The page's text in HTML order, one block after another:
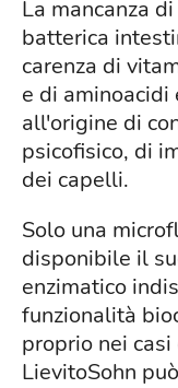
La mancanza
batterica
carenza di
e di aminoacidi
all'origine di
psicofisico, di
dei capelli.
Solo una
disponibile il
enzimatico
funzionalità
proprio nei
LievitoSohn